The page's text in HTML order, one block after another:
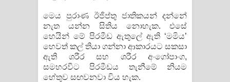
මෙය පුරාණ ඊජිප්තු ජාතිකයන් දන්නේ
නැත යන්න සිතිය නොහැක. එසේ
හෙයින් මේ පිරමීඩ ඇතුලේ ඇති ‘මමිය’
හෙවත් කල් තියා ගන්නා ආකාරයට සකසා
ඇති ශරීර සහ ශරීර අංගෝපාංග,
සමහරවිට පිරමීඩය තැනීමේ නියම
හේතුව සඟවනවා විය හැක.